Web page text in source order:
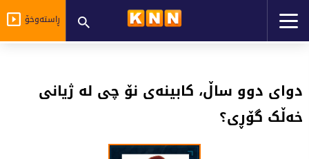
ڕاستەوخۆ
دواى دوو ساڵ، کابینەى نۆ چى لە ژیانى
خەڵک گۆڕى؟